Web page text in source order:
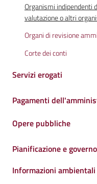
Organismi indipendenti
valutazione o altri
Organi di revisione
Corte dei conti
Servizi erogati
Pagamenti
Opere pubbliche
Pianificazione e
Informazioni ambientali